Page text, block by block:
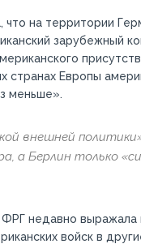
на территории
зарубежный
странах Европы
меньше».
внешней
а Берлин только
недавно выражала
войск в